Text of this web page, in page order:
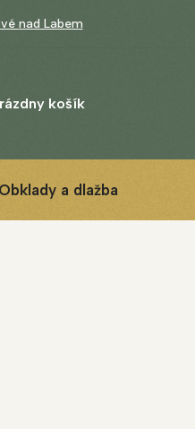
nad Labem
košík
Obklady a dlažba